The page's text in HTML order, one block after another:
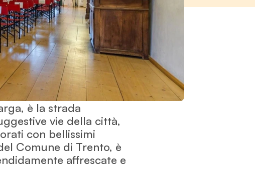
è la strada
vie della città,
con bellissimi
Comune di Trento, è
affrescate e